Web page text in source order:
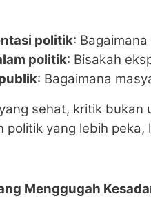
politik:
politik: Bisakah
: Bagaimana
sehat, kritik
politik yang lebih
Menggugah